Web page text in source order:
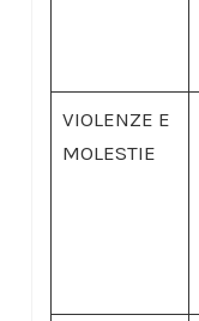
VIOLENZE E
MOLESTIE